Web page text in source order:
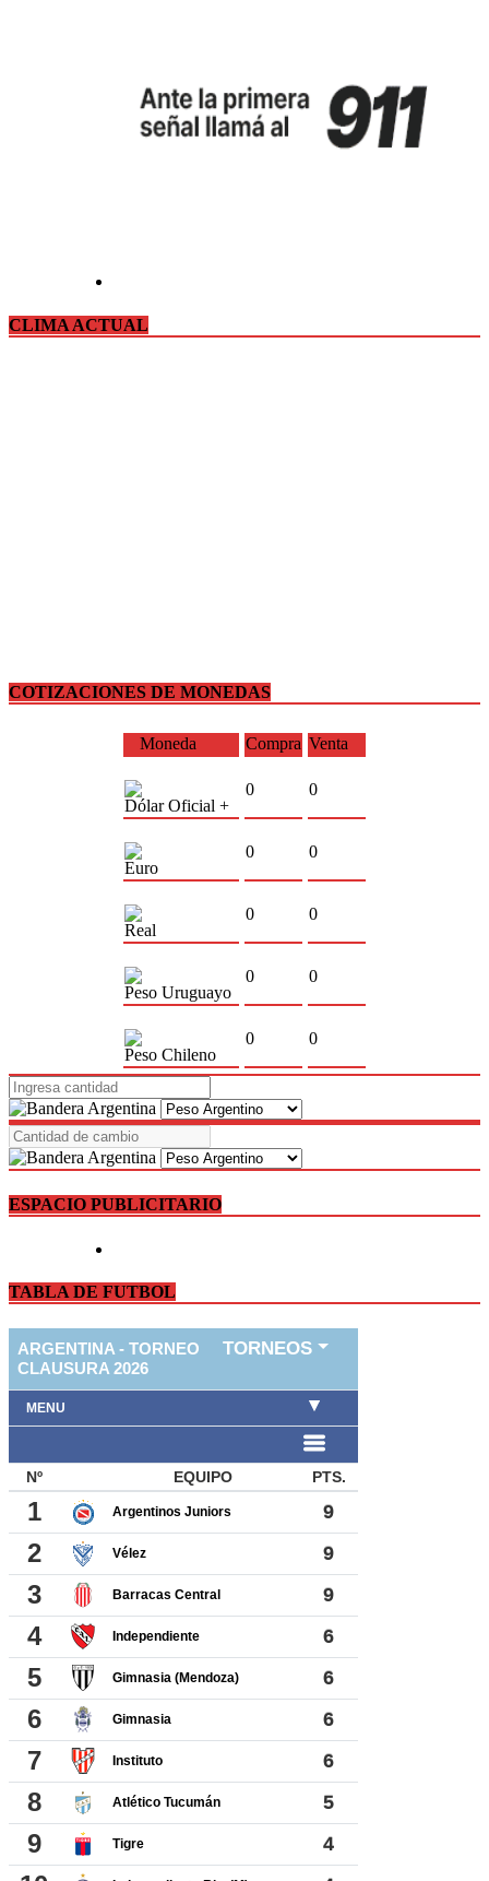
CLIMA ACTUAL
COTIZACIONES DE MONEDAS
Moneda Compra Venta
Dólar Oficial +
0 0
Euro
0 0
Real
0 0
Peso Uruguayo
0 0
Peso Chileno
0 0
ESPACIO PUBLICITARIO
TABLA DE FUTBOL